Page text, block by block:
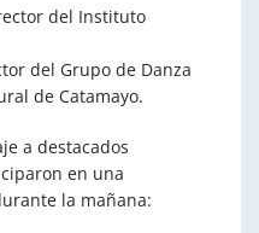
del Instituto
del Grupo de Danza
de Catamayo.
a destacados
en una
la mañana: